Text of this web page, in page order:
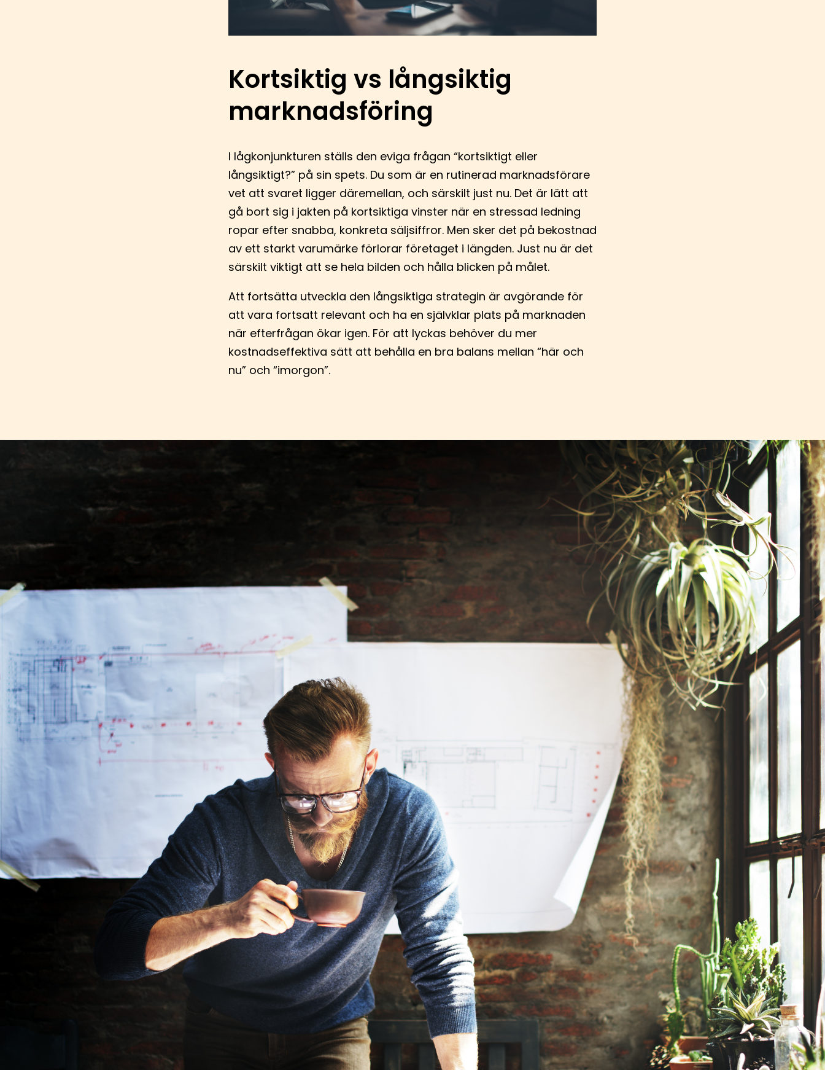
Kortsiktig vs långsiktig
marknadsföring
I lågkonjunkturen ställs den eviga frågan “kortsiktigt eller
långsiktigt?” på sin spets. Du som är en rutinerad marknadsförare
vet att svaret ligger däremellan, och särskilt just nu. Det är lätt att
gå bort sig i jakten på kortsiktiga vinster när en stressad ledning
ropar efter snabba, konkreta säljsiffror. Men sker det på bekostnad
av ett starkt varumärke förlorar företaget i längden. Just nu är det
särskilt viktigt att se hela bilden och hålla blicken på målet.
Att fortsätta utveckla den långsiktiga strategin är avgörande för
att vara fortsatt relevant och ha en självklar plats på marknaden
när efterfrågan ökar igen. För att lyckas behöver du mer
kostnadseffektiva sätt att behålla en bra balans mellan “här och
nu” och “imorgon”.